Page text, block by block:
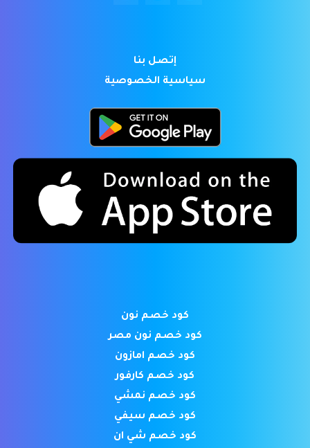
إتصل بنا
سياسية الخصوصية
كود خصم نون
كود خصم نون مصر
كود خصم امازون
كود خصم كارفور
كود خصم نمشي
كود خصم سيفي
كود خصم شي ان